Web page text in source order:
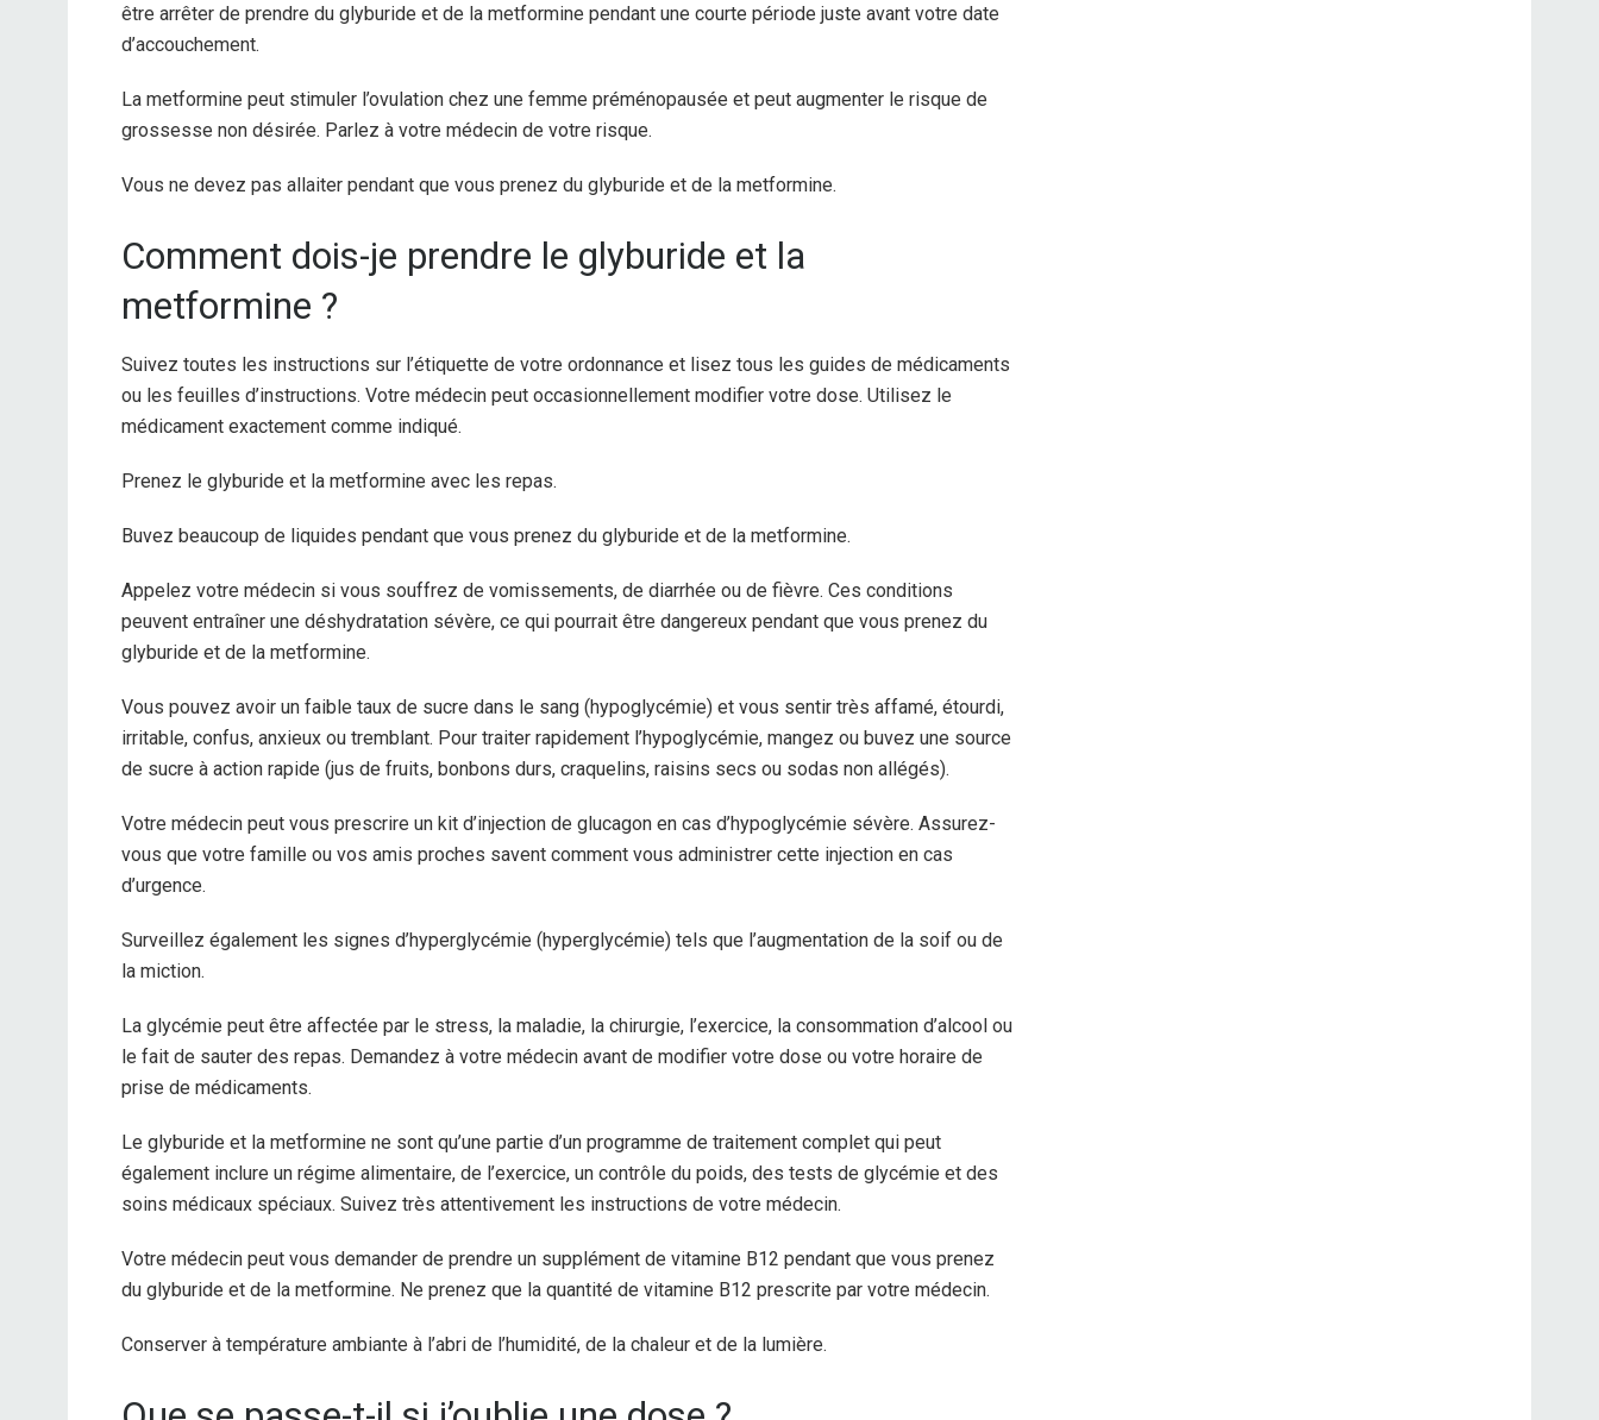
être arrêter de prendre du glyburide et de la metformine pendant une courte période juste avant votre date
d’accouchement.
La metformine peut stimuler l’ovulation chez une femme préménopausée et peut augmenter le risque de
grossesse non désirée. Parlez à votre médecin de votre risque.
Vous ne devez pas allaiter pendant que vous prenez du glyburide et de la metformine.
Comment dois-je prendre le glyburide et la
metformine ?
Suivez toutes les instructions sur l’étiquette de votre ordonnance et lisez tous les guides de médicaments
ou les feuilles d’instructions. Votre médecin peut occasionnellement modifier votre dose. Utilisez le
médicament exactement comme indiqué.
Prenez le glyburide et la metformine avec les repas.
Buvez beaucoup de liquides pendant que vous prenez du glyburide et de la metformine.
Appelez votre médecin si vous souffrez de vomissements, de diarrhée ou de fièvre. Ces conditions
peuvent entraîner une déshydratation sévère, ce qui pourrait être dangereux pendant que vous prenez du
glyburide et de la metformine.
Vous pouvez avoir un faible taux de sucre dans le sang (hypoglycémie) et vous sentir très affamé, étourdi,
irritable, confus, anxieux ou tremblant. Pour traiter rapidement l’hypoglycémie, mangez ou buvez une source
de sucre à action rapide (jus de fruits, bonbons durs, craquelins, raisins secs ou sodas non allégés).
Votre médecin peut vous prescrire un kit d’injection de glucagon en cas d’hypoglycémie sévère. Assurez-
vous que votre famille ou vos amis proches savent comment vous administrer cette injection en cas
d’urgence.
Surveillez également les signes d’hyperglycémie (hyperglycémie) tels que l’augmentation de la soif ou de
la miction.
La glycémie peut être affectée par le stress, la maladie, la chirurgie, l’exercice, la consommation d’alcool ou
le fait de sauter des repas. Demandez à votre médecin avant de modifier votre dose ou votre horaire de
prise de médicaments.
Le glyburide et la metformine ne sont qu’une partie d’un programme de traitement complet qui peut
également inclure un régime alimentaire, de l’exercice, un contrôle du poids, des tests de glycémie et des
soins médicaux spéciaux. Suivez très attentivement les instructions de votre médecin.
Votre médecin peut vous demander de prendre un supplément de vitamine B12 pendant que vous prenez
du glyburide et de la metformine. Ne prenez que la quantité de vitamine B12 prescrite par votre médecin.
Conserver à température ambiante à l’abri de l’humidité, de la chaleur et de la lumière.